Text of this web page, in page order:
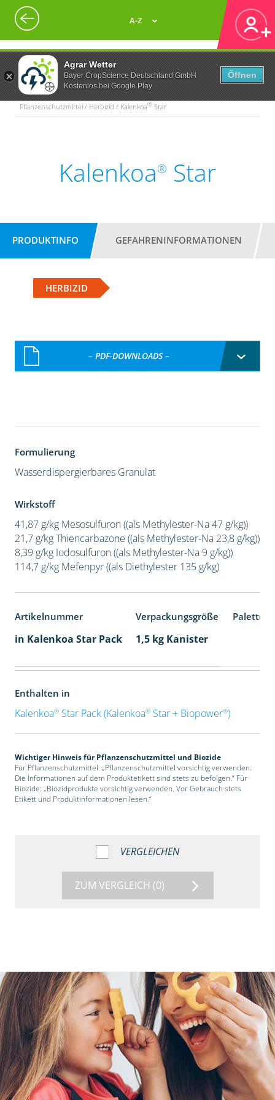
Agrar Wetter
Bayer CropScience Deutschland GmbH
Kostenlos bei Google Play
Öffnen
A-Z
Pflanzenschutzmittel / Herbizid / Kalenkoa® Star
Kalenkoa® Star
PRODUKTINFO GEFAHRENINFORMATIONEN
HERBIZID
– PDF-DOWNLOADS –
Formulierung
Wasserdispergierbares Granulat
Wirkstoff
41,87 g/kg Mesosulfuron ((als Methylester-Na 47 g/kg))
21,7 g/kg Thiencarbazone ((als Methylester-Na 23,8 g/kg))
8,39 g/kg Iodosulfuron ((als Methylester-Na 9 g/kg))
114,7 g/kg Mefenpyr ((als Diethylester 135 g/kg)
Artikelnummer Verpackungsgröße
in Kalenkoa Star Pack 1,5 kg Kanister
Enthalten in
Kalenkoa®Star Pack (Kalenkoa®Star + Biopower®)
Wichtiger Hinweis für Pflanzenschutzmittel und Biozide
Für Pflanzenschutzmittel: „Pflanzenschutzmittel vorsichtig verwenden.
Die Informationen auf dem Produktetikett sind stets zu befolgen.“ Für
Biozide: „Biozidprodukte vorsichtig verwenden. Vor Gebrauch stets
Etikett und Produktinformationen lesen.“
VERGLEICHEN
ZUM VERGLEICH (0)